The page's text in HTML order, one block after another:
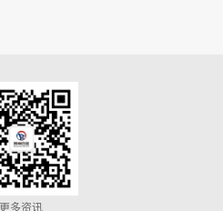
更多资讯